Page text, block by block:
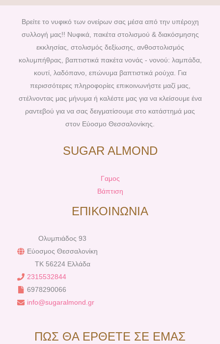
e
b
o
o
k
t
e
r
e
s
t
t
a
g
r
a
m
t
u
b
Βρείτε το νυφικό των ονείρων σας μέσα από την υπέροχη
συλλογή μας!! Νυφικά, πακέτα στολισμού & διακόσμησης
εκκλησίας, στολισμός δεξίωσης, ανθοστολισμός
κολυμπήθρας, βαπτιστικά πακέτα νονάς - νονού: λαμπάδα,
κουτί, λαδόπανο, επώνυμα βαπτιστικά ρούχα. Για
περισσότερες πληροφορίες επικοινωνήστε μαζί μας,
στέλνοντας μας μήνυμα ή καλέστε μας για να κλείσουμε ένα
ραντεβού για να σας δειγματίσουμε στο κατάστημά μας
στον Εύοσμο Θεσσαλονίκης.
SUGAR ALMOND
Γαμος
Βάπτιση
ΕΠΙΚΟΙΝΩΝΙΑ
Ολυμπιάδος 93
Εύοσμος Θεσσαλονίκη
TK 56224 Ελλάδα
2315532844
6978290066
info@sugaralmond.gr
ΠΩΣ ΘΑ ΕΡΘΕΤΕ ΣΕ ΕΜΑΣ